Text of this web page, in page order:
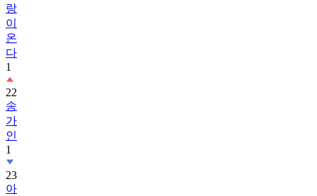
랑
이
온
다
1
22
송
가
인
1
23
아